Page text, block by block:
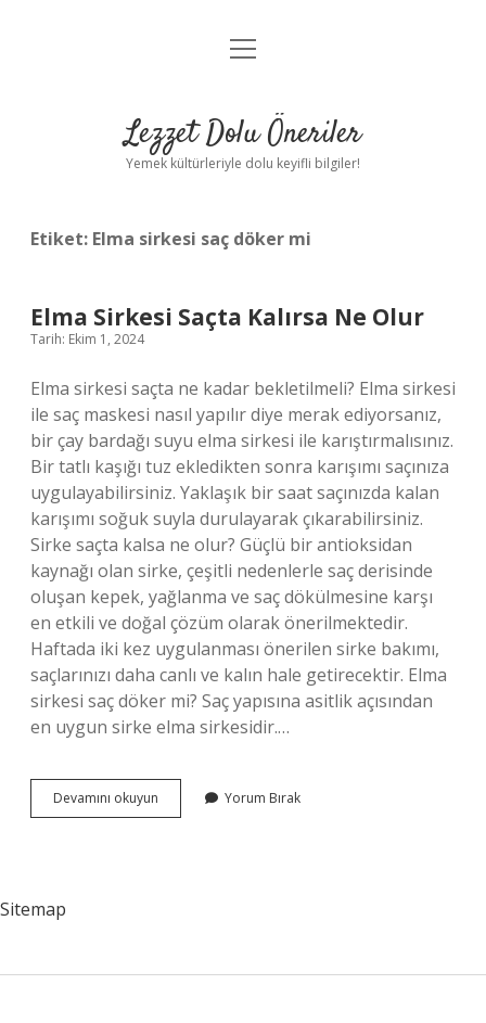
Anasayfa
Yasal Uyarı
menüyü
Lezzet Dolu Öneriler
Yemek kültürleriyle dolu keyifli bilgiler!
Etiket: Elma sirkesi saç döker mi
Elma Sirkesi Saçta Kalırsa Ne Olur
Tarih: Ekim 1, 2024
Elma sirkesi saçta ne kadar bekletilmeli? Elma sirkesi
ile saç maskesi nasıl yapılır diye merak ediyorsanız,
bir çay bardağı suyu elma sirkesi ile karıştırmalısınız.
Bir tatlı kaşığı tuz ekledikten sonra karışımı saçınıza
uygulayabilirsiniz. Yaklaşık bir saat saçınızda kalan
karışımı soğuk suyla durulayarak çıkarabilirsiniz.
Sirke saçta kalsa ne olur? Güçlü bir antioksidan
kaynağı olan sirke, çeşitli nedenlerle saç derisinde
oluşan kepek, yağlanma ve saç dökülmesine karşı
en etkili ve doğal çözüm olarak önerilmektedir.
Haftada iki kez uygulanması önerilen sirke bakımı,
saçlarınızı daha canlı ve kalın hale getirecektir. Elma
sirkesi saç döker mi? Saç yapısına asitlik açısından
en uygun sirke elma sirkesidir.…
Devamını okuyun
Sirkesi
Yorum Bırak
Sitemap